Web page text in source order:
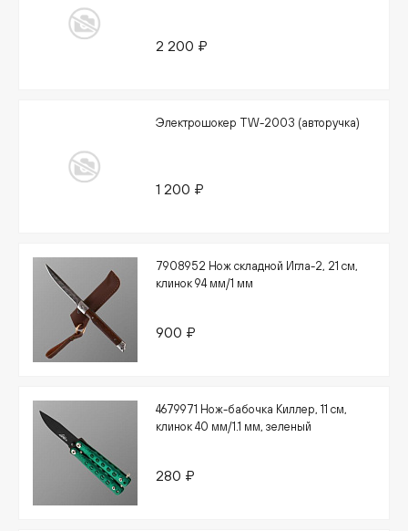
2 200 ₽
Электрошокер TW-2003 (авторучка)
1 200 ₽
7908952 Нож складной Игла-2, 21 см,
клинок 94 мм/1 мм
900 ₽
4679971 Нож-бабочка Киллер, 11 см,
клинок 40 мм/1.1 мм, зеленый
280 ₽